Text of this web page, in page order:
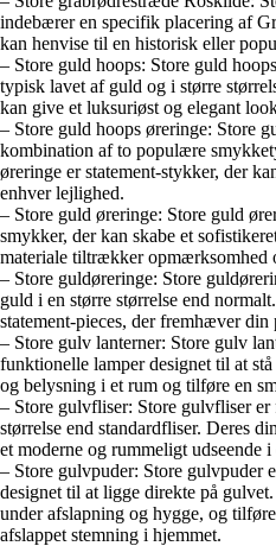
indebærer en specifik placering af
kan henvise til en historisk eller
– Store guld hoops: Store guld
typisk lavet af guld og i større
kan give et luksuriøst og elegant
– Store guld hoops øreringe: Store
kombination af to populære
øreringe er statement-stykker, der
enhver lejlighed.
– Store guld øreringe: Store guld
smykker, der kan skabe et
materiale tiltrækker opmærksomhed
– Store guldøreringe: Store
guld i en større størrelse end
statement-pieces, der fremhæver din
– Store gulv lanterner: Store gulv
funktionelle lamper designet til at
og belysning i et rum og tilføre en
– Store gulvfliser: Store gulvfliser
størrelse end standardfliser. Deres
et moderne og rummeligt udseende i
– Store gulvpuder: Store gulvpuder
designet til at ligge direkte på
under afslapning og hygge, og
afslappet stemning i hjemmet.